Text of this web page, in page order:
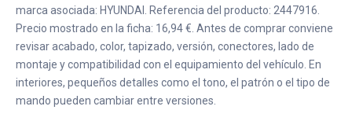
marca asociada: HYUNDAI. Referencia del producto: 2447916.
Precio mostrado en la ficha: 16,94 €. Antes de comprar conviene
revisar acabado, color, tapizado, versión, conectores, lado de
montaje y compatibilidad con el equipamiento del vehículo. En
interiores, pequeños detalles como el tono, el patrón o el tipo de
mando pueden cambiar entre versiones.